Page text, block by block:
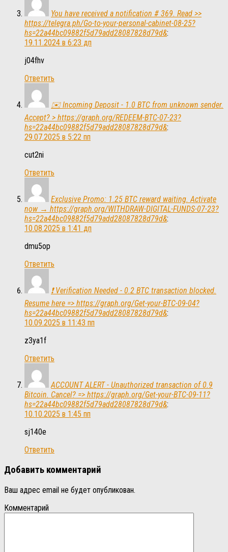
You have received a notification # 369. Read >>
https://telegra.ph/Go-to-your-personal-cabinet-08-25?
hs=22a44bc09882f5d79add28087828d79d&:
19.11.2024 в 6:23 дп
j04fhv
Ответить
✉️ Incoming Deposit - 1.0 BTC from unknown sender.
Accept? > https://graph.org/REDEEM-BTC-07-23?
hs=22a44bc09882f5d79add28087828d79d&:
29.07.2025 в 5:22 пп
cut2ni
Ответить
Exclusive Promo: 1.25 BTC reward waiting. Activate
now → https://graph.org/WITHDRAW-DIGITAL-FUNDS-07-23?
hs=22a44bc09882f5d79add28087828d79d&:
10.08.2025 в 1:41 дп
dmu5op
Ответить
❗ Verification Needed - 0.2 BTC transaction blocked.
Resume here => https://graph.org/Get-your-BTC-09-04?
hs=22a44bc09882f5d79add28087828d79d&:
10.09.2025 в 11:43 пп
z3ya1f
Ответить
ACCOUNT ALERT - Unauthorized transaction of 0.9
Bitcoin. Cancel? => https://graph.org/Get-your-BTC-09-11?
hs=22a44bc09882f5d79add28087828d79d&:
10.10.2025 в 1:45 пп
sj140e
Ответить
Добавить комментарий
Ваш адрес email не будет опубликован.
Комментарий